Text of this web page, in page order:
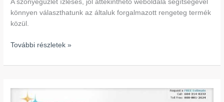
A szőnyegüzlet ízléses, jól áttekinthető weboldala segítségével
könnyen választhatunk az általuk forgalmazott rengeteg termék
közül.
További részletek »
Takarítócég